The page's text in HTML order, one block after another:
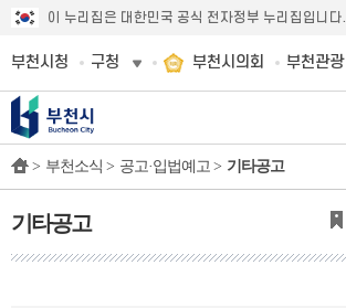
이 누리집은 대한민국 공식 전자정부 누리집입니다.
부천시청 구청 부천시의회 부천관광
> 부천소식 > 공고·입법예고 > 기타공고
기타공고